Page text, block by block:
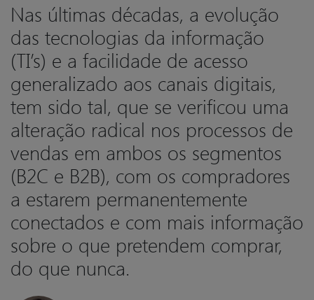
Nas últimas décadas, a evolução
das tecnologias da informação
(TI’s) e a facilidade de acesso
generalizado aos canais digitais,
tem sido tal, que se verificou uma
alteração radical nos processos de
vendas em ambos os segmentos
(B2C e B2B), com os compradores
a estarem permanentemente
conectados e com mais informação
sobre o que pretendem comprar,
do que nunca.